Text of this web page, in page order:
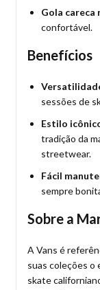
Gola careca
confortável.
Benefícios
sessões de
Estilo
tradição da
streetwear.
Fácil
sempre
Sobre a
A Vans é
suas coleções
skate